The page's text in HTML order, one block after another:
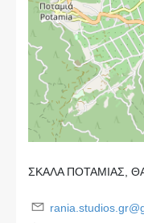
ΣΚΑΛΑ ΠΟΤΑΜΙΑΣ,